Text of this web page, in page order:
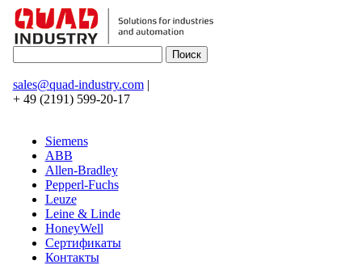
sales@quad-industry.com|
+ 49 (2191) 599-20-17
Siemens
ABB
Allen-Bradley
Pepperl-Fuchs
Leuze
Leine & Linde
HoneyWell
Сертификаты
Контакты